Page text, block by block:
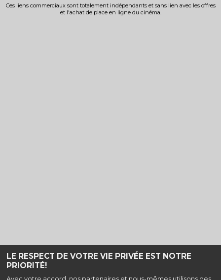
LE RESPECT DE VOTRE VIE PRIVÉE EST NOTRE
PRIORITÉ!
Ces liens commerciaux sont totalement indépendants et sans lien avec les offres
et l'achat de place en ligne du cinéma.
Haut de page